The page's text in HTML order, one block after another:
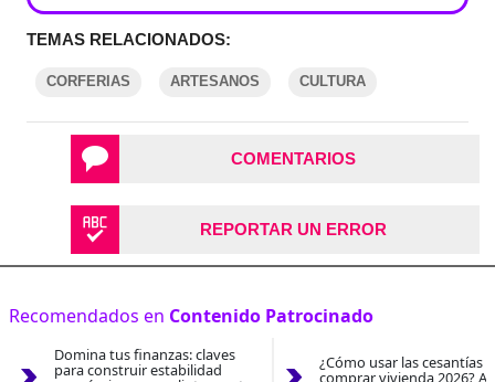
TEMAS RELACIONADOS:
CORFERIAS ARTESANOS CULTURA
COMENTARIOS
REPORTAR UN ERROR
Recomendados en Contenido Patrocinado
Domina tus finanzas: claves
para construir estabilidad ¿Cómo usar las cesantías
comprar vivienda 2026?